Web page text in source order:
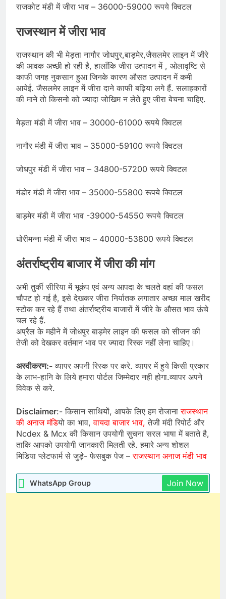
राजकोट मंडी में जीरा भाव – 36000-59000 रूपये क्विटल
राजस्थान में जीरा भाव
राजस्थान की भी मेड़ता नागौर जोधपुर,बाड़मेर,जैसलमेर लाइन में जीरे
की आवक अच्छी हो रही है, हालाँकि जीरा उत्पादन में , ओलावृष्टि से
काफी जगह नुकसान हुआ जिनके कारण औसत उत्पादन में कमी
आयेई. जैसलमेर लाइन में जीरा दाने काफी बढ़िया लगे हैं. सलाहकारों
की माने तो किसनो को ज्यादा जोखिम न लेते हुए जीरा बेचना चाहिए.
मेड़ता मंडी में जीरा भाव – 30000-61000 रूपये क्विटल
नागौर मंडी में जीरा भाव – 35000-59100 रूपये क्विटल
जोधपुर मंडी में जीरा भाव – 34800-57200 रूपये क्विटल
मंडोर मंडी में जीरा भाव – 35000-55800 रूपये क्विटल
बाड़मेर मंडी में जीरा भाव -39000-54550 रूपये क्विटल
धोरीमन्ना मंडी में जीरा भाव – 40000-53800 रूपये क्विटल
अंतर्राष्ट्रीय बाजार में जीरा की मांग
अभी तुर्की सीरिया में भूकंप एवं अन्य आपदा के चलते वहां की फसल
चौपट हो गई है, इसे देखकर जीरा निर्यातक लगातार अच्छा माल खरीद
स्टोक कर रहे हैं तथा अंतर्राष्ट्रीय बाजारों में जीरे के औसत भाव ऊंचे
चल रहे हैं.
अप्रैल के महीने में जोधपुर बाड़मेर लाइन की फसल को सीजन की
तेजी को देखकर वर्तमान भाव पर ज्यादा रिस्क नहीं लेना चाहिए।
अस्वीकरण:- व्यापर अपनी रिस्क पर करे. व्यापर में हुये किसी प्रकार
के लाभ-हानि के लिये हमारा पोर्टल जिम्मेदार नही होगा.व्यापर अपने
विवेक से करे.
Disclaimer:- किसान साथियों, आपके लिए हम रोजानाराजस्थान
की अनाज मंडियो का भाव, वायदा बाजार भाव, तेजी मंदी रिपोर्ट और
Ncdex & Mcx की किसान उपयोगी सुचना सरल भाषा में बताते है,
ताकि आपको उपयोगी जानकारी मिलती रहे. हमारे अन्य शोशल
मिडिया प्लेटफार्म से जुड़े- फेसबुक पेज –राजस्थान अनाज मंडी भाव
WhatsApp Group Join Now